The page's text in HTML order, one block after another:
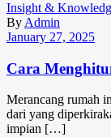
Insight &
By Admin
January 27, 2025
Cara
Merancang rumah
dari yang
impian […]